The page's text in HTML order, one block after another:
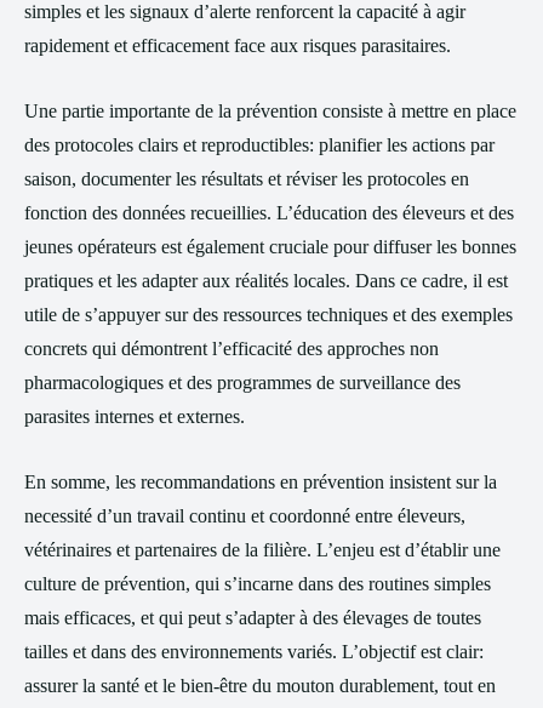
simples et les signaux d’alerte renforcent la capacité à agir
rapidement et efficacement face aux risques parasitaires.
Une partie importante de la prévention consiste à mettre en place
des protocoles clairs et reproductibles: planifier les actions par
saison, documenter les résultats et réviser les protocoles en
fonction des données recueillies. L’éducation des éleveurs et des
jeunes opérateurs est également cruciale pour diffuser les bonnes
pratiques et les adapter aux réalités locales. Dans ce cadre, il est
utile de s’appuyer sur des ressources techniques et des exemples
concrets qui démontrent l’efficacité des approches non
pharmacologiques et des programmes de surveillance des
parasites internes et externes.
En somme, les recommandations en prévention insistent sur la
necessité d’un travail continu et coordonné entre éleveurs,
vétérinaires et partenaires de la filière. L’enjeu est d’établir une
culture de prévention, qui s’incarne dans des routines simples
mais efficaces, et qui peut s’adapter à des élevages de toutes
tailles et dans des environnements variés. L’objectif est clair:
assurer la santé et le bien-être du mouton durablement, tout en